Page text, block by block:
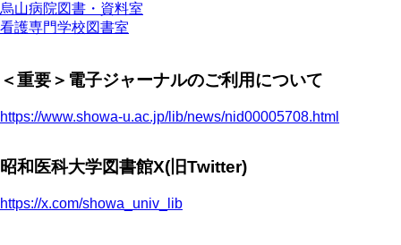
烏山病院図書・資料室
看護専門学校図書室
＜重要＞電子ジャーナルのご利用について
https://www.showa-u.ac.jp/lib/news/nid00005708.html
昭和医科大学図書館X(旧Twitter)
https://x.com/showa_univ_lib